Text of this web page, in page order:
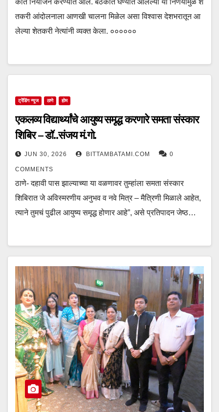
कीत नियोजन करण्यात आले. बैठकीत घेण्यात आलेल्या या निर्णयांमुळे शे
तकरी आंदोलनाला आणखी चालना मिळेल असा विश्वास देशभरातून आ
लेल्या शेतकरी नेत्यांनी व्यक्त केला. ००००००
ट्रेंडिंग न्यूज ठाणे होम
एकलव्य विद्यार्थ्यांचे आयुष्य समृद्ध करणारे समता संस्कार
शिबिर – डॉ..संजय मं.गो.
JUN 30, 2026 BITTAMBATAMI.COM 0
COMMENTS
ठाणे- दहावी पास झाल्याच्या या वळणावर तुम्हांला समता संस्कार
शिबिरात जे अविस्मरणीय अनुभव व नवे मित्र – मैत्रिणी मिळाले आहेत,
त्याने तुमचं पुढील आयुष्य समृद्ध होणार आहे”, असे प्रतिपादन जेष्ठ…